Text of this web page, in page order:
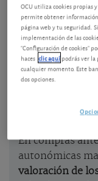
fiscales, que
un
¿Cuál
casa?
En compras
autonómicas
valoración de
OCU utiliza cookies propias
permite obtener
página web y tu seguridad.
implementación de las
"Configuración de cookies"
haces clic aquípodrás ver la
cualquier momento. Este
dos opciones.